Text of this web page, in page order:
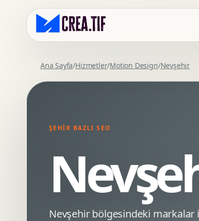
Kurumsal Web Tasarim
SEO Uyumlu Web Tasarim
Webflow Web Tasarim
Framer Web Tasarim
Kurumsal Site Yenileme
Dashboard UI Tasarimi
Conversion UX
Ana Sayfa/Hizmetler/Motion Design/Nevşehir
ŞEHIR BAZLI SEO
Nevşehir bölgesindeki markalar